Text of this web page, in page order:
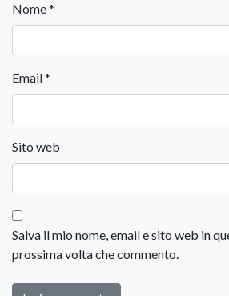
Nome*
Email*
Sito web
Salva il mio nome, email e sito web in
prossima volta che commento.